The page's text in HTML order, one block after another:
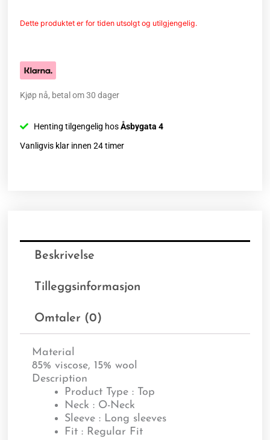
Dette produktet er for tiden utsolgt og utilgjengelig.
Kjøp nå, betal om 30 dager
Henting tilgengelig hosÅsbygata 4
Vanligvis klar innen 24 timer
Beskrivelse
Tilleggsinformasjon
Omtaler (0)
Material
85% viscose, 15% wool
Description
Product Type : Top
Neck : O-Neck
Sleeve : Long sleeves
Fit : Regular Fit